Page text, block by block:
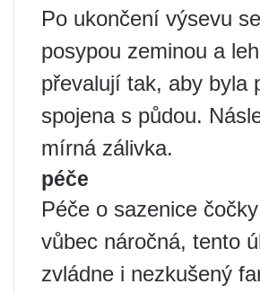
Po ukončení výsevu
posypou zeminou a
převalují tak, aby byla
spojena s půdou.
mírná zálivka.
péče
Péče o sazenice
vůbec náročná, tento
zvládne i nezkušený